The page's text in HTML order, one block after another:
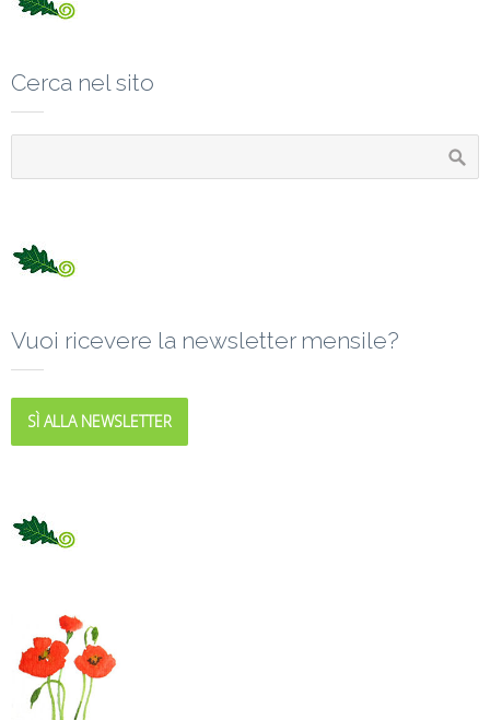
Cerca nel sito
Vuoi ricevere la newsletter mensile?
SÌ ALLA NEWSLETTER